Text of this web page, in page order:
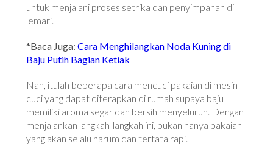
untuk menjalani proses setrika dan penyimpanan di
lemari.
*Baca Juga:Cara Menghilangkan Noda Kuning di
Baju Putih Bagian Ketiak
Nah, itulah beberapa cara mencuci pakaian di mesin
cuci yang dapat diterapkan di rumah supaya baju
memiliki aroma segar dan bersih menyeluruh. Dengan
menjalankan langkah-langkah ini, bukan hanya pakaian
yang akan selalu harum dan tertata rapi.